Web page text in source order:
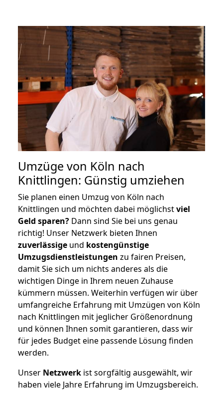
Umzüge von Köln nach
Knittlingen: Günstig umziehen
Sie planen einen Umzug von Köln nach
Knittlingen und möchten dabei möglichstviel
Geld sparen? Dann sind Sie bei uns genau
richtig! Unser Netzwerk bieten Ihnen
zuverlässige und kostengünstige
Umzugsdienstleistungen zu fairen Preisen,
damit Sie sich um nichts anderes als die
wichtigen Dinge in Ihrem neuen Zuhause
kümmern müssen. Weiterhin verfügen wir über
umfangreiche Erfahrung mit Umzügen von Köln
nach Knittlingen mit jeglicher Größenordnung
und können Ihnen somit garantieren, dass wir
für jedes Budget eine passende Lösung finden
werden.
Unser Netzwerk ist sorgfältig ausgewählt, wir
haben viele Jahre Erfahrung im Umzugsbereich.